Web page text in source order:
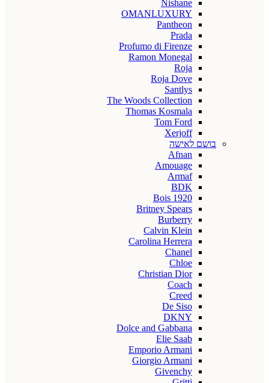
Nishane
OMANLUXURY
Pantheon
Prada
Profumo di Firenze
Ramon Monegal
Roja
Roja Dove
Santlys
The Woods Collection
Thomas Kosmala
Tom Ford
Xerjoff
בושם לאישה
Afnan
Amouage
Armaf
BDK
Bois 1920
Britney Spears
Burberry
Calvin Klein
Carolina Herrera
Chanel
Chloe
Christian Dior
Coach
Creed
De Siso
DKNY
Dolce and Gabbana
Elie Saab
Emporio Armani
Giorgio Armani
Givenchy